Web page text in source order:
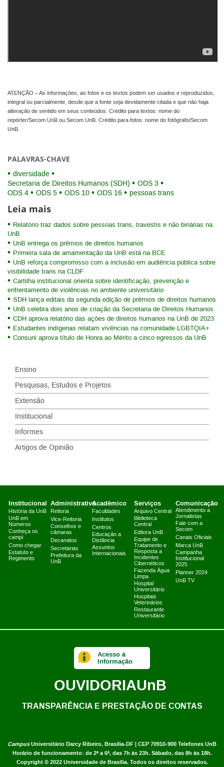
ATENÇÃO – As informações, as fotos e os textos podem ser usados e reproduzidos,
integral ou parcialmente, desde que a fonte seja devidamente citada e que não haja
alteração de sentido em seus conteúdos. Crédito para textos: nome do
repórter/Secom UnB ou Secom UnB. Crédito para fotos: nome do fotógrafo/Secom
UnB.
PALAVRAS-CHAVE
diversidade
Secretaria de Direitos Humanos (SDH)
ODS 3
ODS 4
ODS 5 ODS 10 ODS 16 pessoas trans
Leia mais
Relatório traz dados sobre pessoas trans, travestis e não binárias na
UnB
UnB entrega os prêmios de direitos humanos
Primeira sala de amamentação da UnB está na BCE
UnB reforça compromisso com a inclusão em audiência pública sobre
visibilidade trans na CLDF
Cartilha institucional orienta sobre identificação, prevenção e
enfrentamento de violências no ambiente universitário
SDH lança editais da segunda edição de prêmios de direitos humanos
UnB celebra dois anos de criação da Secretaria de Direitos Humanos
CDH aprova relatório das ações de direitos humanos na UnB de 2023
Estudantes indígenas relatam vivências na comunidade LGBTQIA+
Consuni aprova título de Honra ao Mérito a cinco egressos da UnB
Ensino
Pesquisas, Estudos e Projetos
Extensão
Institucional
Informes
Artigos de Opinião
Institucional
História da UnB
UnB em
Números
Conheça os
campi
Como chegar
Estatuto e
Regimento
Administrativo
Reitoria
Vice-Reitoria
Conselhos e
câmaras
Decanatos
Secretarias
Prefeitura da
UnB
Acadêmico
Faculdades
Institutos
Centros
Educação a
Distância
Assuntos
Internacionais
Serviços
Arquivo Central
Biblioteca
Central
Editora UnB
Equipe de
Tratamento e
Resposta a
Incidentes
Cibernéticos
Fazenda Água
Limpa
Hospital
Universitário
Hospitais
Veterinários
Restaurante
Universitário
Comunicação
Atendimento a
Jornalistas
Fale com a
Secom
Canais Oficiais
Marca UnB
Campanha
Institucional
2025
Planner 2024
UnB TV
CampusUniversitário Darcy Ribeiro, Brasília-DF | CEP 70910-900 Telefones UnB
Horário de funcionamento: de 2ª a 6ª, das 7h às 23h. Sábado, das 8h às 18h.
Copyright © 2022 Universidade de Brasília. Todos os direitos reservados.
Acesso à
Informação
OUVIDORIAUnB
TRANSPARÊNCIA E PRESTAÇÃO DE CONTAS